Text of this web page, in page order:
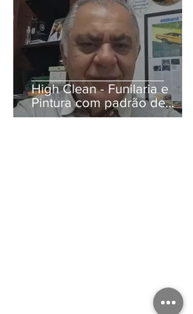
High Clean - Funilaria e
Pintura com padrão de
excelência